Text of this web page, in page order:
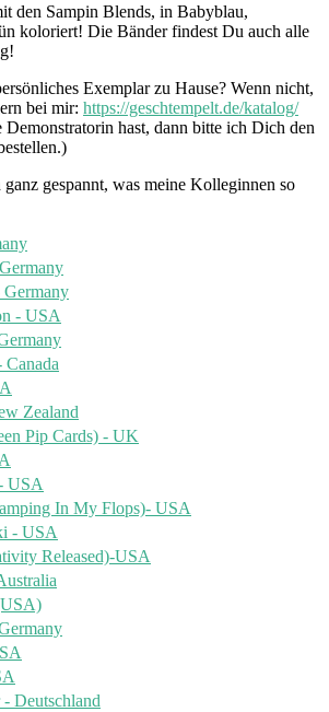
den Sampin Blends, in Babyblau,
koloriert! Die Bänder findest Du auch alle
Exemplar zu Hause? Wenn nicht,
bei mir: https://geschtempelt.de/katalog/
Demonstratorin hast, dann bitte ich Dich den
gespannt, was meine Kolleginnen so
Germany
- USA
Canada
Zealand
Pip Cards) - UK
USA
In My Flops)- USA
- USA
Released)-USA
- Deutschland